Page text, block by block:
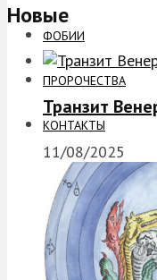
ФОБИИ
ПРОРОЧЕСТВА
КОНТАКТЫ
Новые
Транзит
11/08/2025